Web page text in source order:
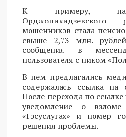
К примеру, на
Орджоникидзевского
мошенников стала
свыше 2,73 млн.
сообщения в
пользователя с ником
В нем предлагались
содержалась ссылка на
После перехода по
уведомление о
«Госуслугах» и номер
решения проблемы.